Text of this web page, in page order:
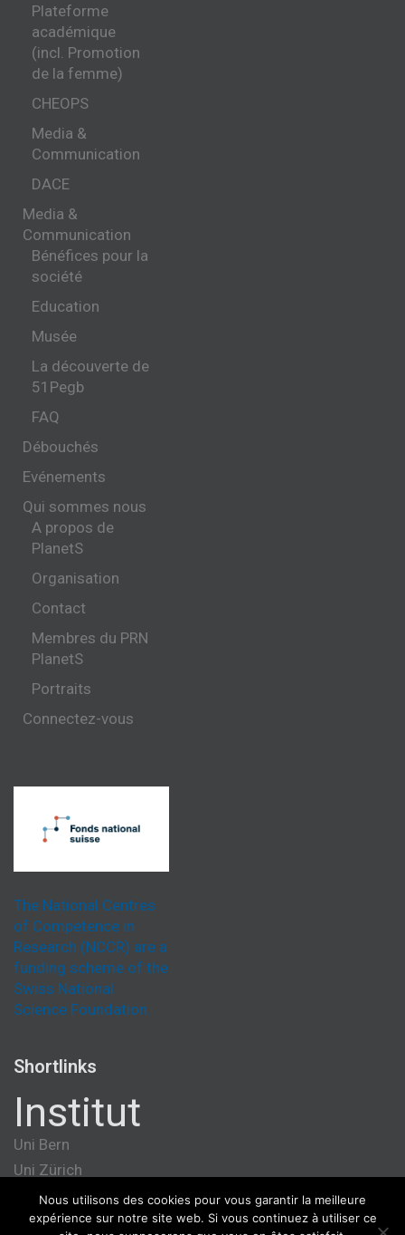
Plateforme
académique
(incl. Promotion
de la femme)
CHEOPS
Media &
Communication
DACE
Media &
Communication
Bénéfices pour la
société
Education
Musée
La découverte de
51Pegb
FAQ
Débouchés
Evénements
Qui sommes nous
A propos de
PlanetS
Organisation
Contact
Membres du PRN
PlanetS
Portraits
Connectez-vous
The National Centres
of Competence in
Research (NCCR) are a
funding scheme of the
Swiss National
Science Foundation.
Shortlinks
Institut
Uni Bern
Uni Zürich
Université de Genève
ETH Zürich
Nous utilisons des cookies pour vous garantir la meilleure
expérience sur notre site web. Si vous continuez à utiliser ce